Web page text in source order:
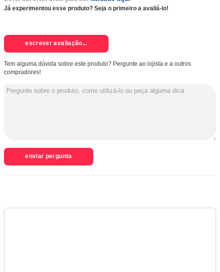
Já experimentou esse produto? Seja o primeiro a avaliá-lo!
escrever avaliação...
Tem alguma dúvida sobre este produto? Pergunte ao lojista e a outros
compradores!
enviar pergunta